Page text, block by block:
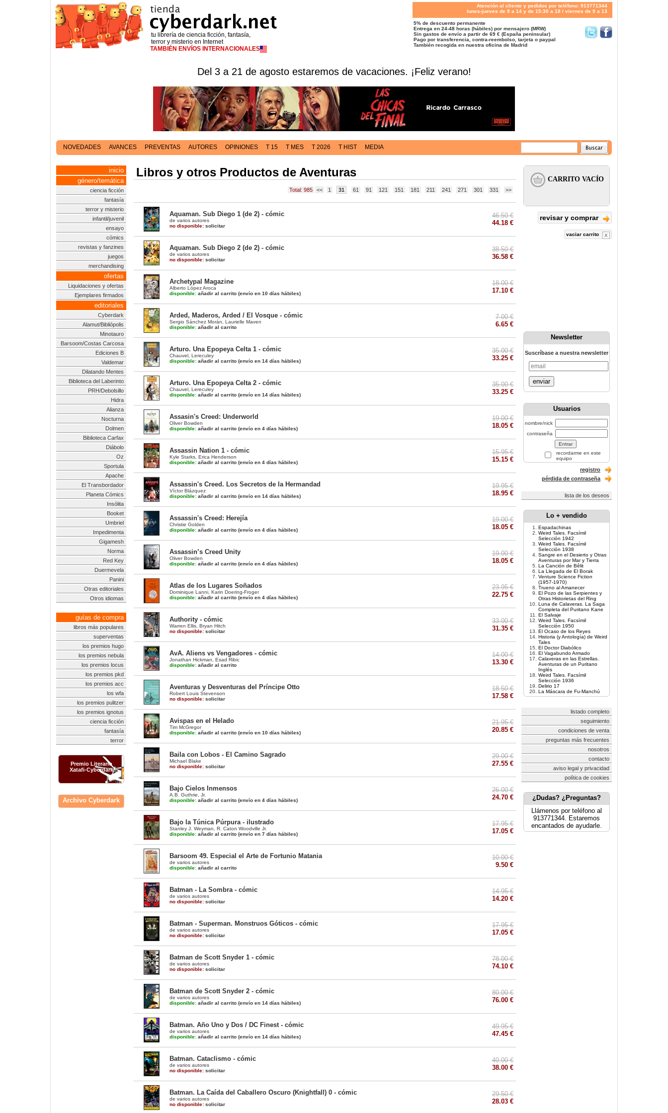
tu librería de ciencia ficción, fantasía,
terror y misterio en Internet
TAMBIÉN ENVÍOS INTERNACIONALES
Atención al cliente y pedidos por teléfono: 913771344
lunes-jueves de 9 a 14 y de 15:30 a 18 / viernes de 9 a 13
5% de descuento permanente
Entrega en 24-48 horas (hábiles) por mensajero (MRW)
Sin gastos de envío a partir de 69 € (España peninsular)
Pago por transferencia, contra-reembolso, tarjeta o paypal
También recogida en nuestra oficina de Madrid
Del 3 a 21 de agosto estaremos de vacaciones. ¡Feliz verano!
NOVEDADES AVANCES PREVENTAS AUTORES OPINIONES T 15 T MES T 2026 T HIST MEDIA
inicio
género/temática
ciencia ficción
fantasía
terror y misterio
infantil/juvenil
ensayo
cómics
revistas y fanzines
juegos
merchandising
ofertas
Liquidaciones y ofertas
Ejemplares firmados
editoriales
Cyberdark
Alamut/Bibliópolis
Minotauro
Barsoom/Costas Carcosa
Ediciones B
Valdemar
Dilatando Mentes
Biblioteca del Laberinto
PRH/Debolsillo
Hidra
Alianza
Nocturna
Dolmen
Biblioteca Carfax
Diábolo
Oz
Sportula
Apache
El Transbordador
Planeta Cómics
Insólita
Booket
Umbriel
Impedimenta
Gigamesh
Norma
Red Key
Duermevela
Panini
Otras editoriales
Otros idiomas
guías de compra
libros más populares
superventas
los premios hugo
los premios nebula
los premios locus
los premios pkd
los premios acc
los wfa
los premios pulitzer
los premios ignotus
ciencia ficción
fantasía
terror
Premio Literario
Xatafi-Cyberdark
Archivo Cyberdark
Libros y otros Productos de Aventuras
Total: 985 << 1 31 61 91 121 151 181 211 241 271 301 331 >>
Aquaman. Sub Diego 1 (de 2) - cómic
de varios autores
no disponible: solicitar
46.50 €
44.18 €
Aquaman. Sub Diego 2 (de 2) - cómic
de varios autores
no disponible: solicitar
38.50 €
36.58 €
Archetypal Magazine
Alberto López Aroca
disponible: añadir al carrito (envío en 10 días hábiles)
18.00 €
17.10 €
Arded, Maderos, Arded / El Vosque - cómic
Sergio Sánchez Morán
Laurielle Maven
disponible: añadir al carrito
7.00 €
6.65 €
Arturo. Una Epopeya Celta 1 - cómic
Chauvel Lereculey
disponible: añadir al carrito (envío en 14 días hábiles)
35.00 €
33.25 €
Arturo. Una Epopeya Celta 2 - cómic
Chauvel Lereculey
disponible: añadir al carrito (envío en 14 días hábiles)
35.00 €
33.25 €
Assasin's Creed: Underworld
Oliver Bowden
disponible: añadir al carrito (envío en 4 días hábiles)
19.00 €
18.05 €
Assassin Nation 1 - cómic
Kyle Starks Erica Henderson
disponible: añadir al carrito (envío en 4 días hábiles)
15.95 €
15.15 €
Assassin's Creed. Los Secretos de la Hermandad
Víctor Blázquez
disponible: añadir al carrito (envío en 14 días hábiles)
19.95 €
18.95 €
Assassin's Creed: Herejía
Christie Golden
disponible: añadir al carrito (envío en 4 días hábiles)
19.00 €
18.05 €
Assassin’s Creed Unity
Oliver Bowden
disponible: añadir al carrito (envío en 4 días hábiles)
19.00 €
18.05 €
Atlas de los Lugares Soñados
Dominique Lanni Karin Doering-Froger
disponible: añadir al carrito (envío en 4 días hábiles)
23.95 €
22.75 €
Authority - cómic
Warren Ellis Bryan Hitch
no disponible: solicitar
33.00 €
31.35 €
AvA. Aliens vs Vengadores - cómic
Jonathan Hickman
Esad Ribic
disponible: añadir al carrito
14.00 €
13.30 €
Aventuras y Desventuras del Príncipe Otto
Robert Louis Stevenson
no disponible: solicitar
18.50 €
17.58 €
Avispas en el Helado
Tim McGregor
disponible: añadir al carrito (envío en 10 días hábiles)
21.95 €
20.85 €
Baila con Lobos - El Camino Sagrado
Michael Blake
no disponible: solicitar
29.00 €
27.55 €
Bajo Cielos Inmensos
A.B. Guthrie, Jr.
disponible: añadir al carrito (envío en 4 días hábiles)
26.00 €
24.70 €
Bajo la Túnica Púrpura - ilustrado
Stanley J. Weyman
R. Caton Woodville Jr.
disponible: añadir al carrito (envío en 7 días hábiles)
17.95 €
17.05 €
Barsoom 49. Especial el Arte de Fortunio Matania
de varios autores
disponible: añadir al carrito
10.00 €
9.50 €
Batman - La Sombra - cómic
de varios autores
no disponible: solicitar
14.95 €
14.20 €
Batman - Superman. Monstruos Góticos - cómic
de varios autores
no disponible: solicitar
17.95 €
17.05 €
Batman de Scott Snyder 1 - cómic
de varios autores
no disponible: solicitar
78.00 €
74.10 €
Batman de Scott Snyder 2 - cómic
de varios autores
disponible: añadir al carrito (envío en 14 días hábiles)
80.00 €
76.00 €
Batman. Año Uno y Dos / DC Finest - cómic
de varios autores
disponible: añadir al carrito (envío en 14 días hábiles)
49.95 €
47.45 €
Batman. Cataclismo - cómic
de varios autores
no disponible: solicitar
40.00 €
38.00 €
Batman. La Caída del Caballero Oscuro (Knightfall) 0 - cómic
de varios autores
no disponible: solicitar
29.50 €
28.03 €
revisar y comprar
vaciar carrito
Newsletter
Suscríbase a nuestra newsletter
enviar
Usuarios
nombre/nick
contraseña
recordarme en este
equipo
registro
pérdida de contraseña
lista de los deseos
Lo + vendido
Espadachinas
Weird Tales. Facsímil
Selección 1942
Weird Tales. Facsímil
Selección 1938
Sangre en el Desierto y Otras
Aventuras por Mar y Tierra
La Canción de Bêlit
La Llegada de El Borak
Venture Science Fiction
(1957-1970)
Trueno al Amanecer
El Pozo de las Serpientes y
Otras Historietas del Ring
Luna de Calaveras. La Saga
Completa del Puritano Kane
El Salvaje
Weird Tales. Facsímil
Selección 1950
El Ocaso de los Reyes
Historia (y Antología) de Weird
Tales
El Doctor Diabólico
El Vagabundo Armado
Calaveras en las Estrellas.
Aventuras de un Puritano
Inglés
Weird Tales. Facsímil
Selección 1936
Delirio 17
La Máscara de Fu-Manchú
listado completo
seguimiento
condiciones de venta
preguntas más frecuentes
nosotros
contacto
aviso legal y privacidad
política de cookies
¿Dudas? ¿Preguntas?
Llámenos por teléfono al
913771344. Estaremos
encantados de ayudarle.